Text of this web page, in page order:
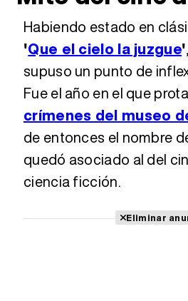
Habiendo estado en
'Que el cielo la juzgue'
supuso un punto de
Fue el año en el que
crímenes del museo
de entonces el nombre
quedó asociado al del
ciencia ficción.
Eliminar